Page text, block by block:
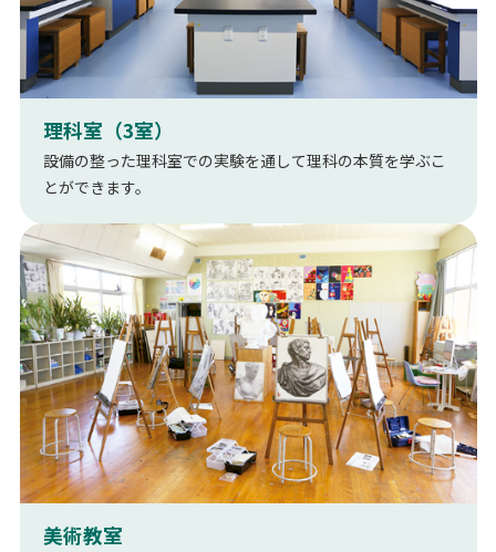
理科室（3室）
設備の整った理科室での実験を通して理科の本質を学ぶこ
とができます。
美術教室